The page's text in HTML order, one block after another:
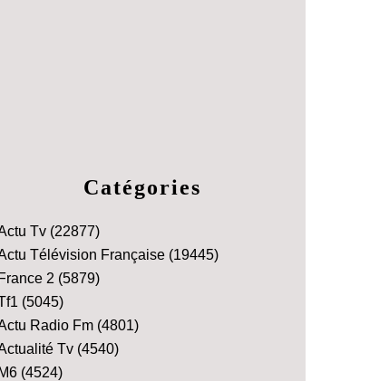
Catégories
Tv (22877)
Télévision Française (19445)
France 2 (5879)
(5045)
Radio Fm (4801)
Tv (4540)
M6 (4524)